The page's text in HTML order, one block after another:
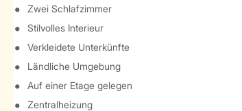
Zwei Schlafzimmer
Stilvolles Interieur
Verkleidete Unterkünfte
Ländliche Umgebung
Auf einer Etage gelegen
Zentralheizung